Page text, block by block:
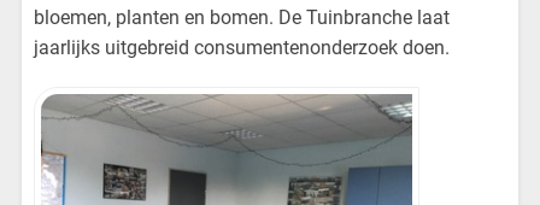
bloemen, planten en bomen. De Tuinbranche laat
jaarlijks uitgebreid consumentenonderzoek doen.